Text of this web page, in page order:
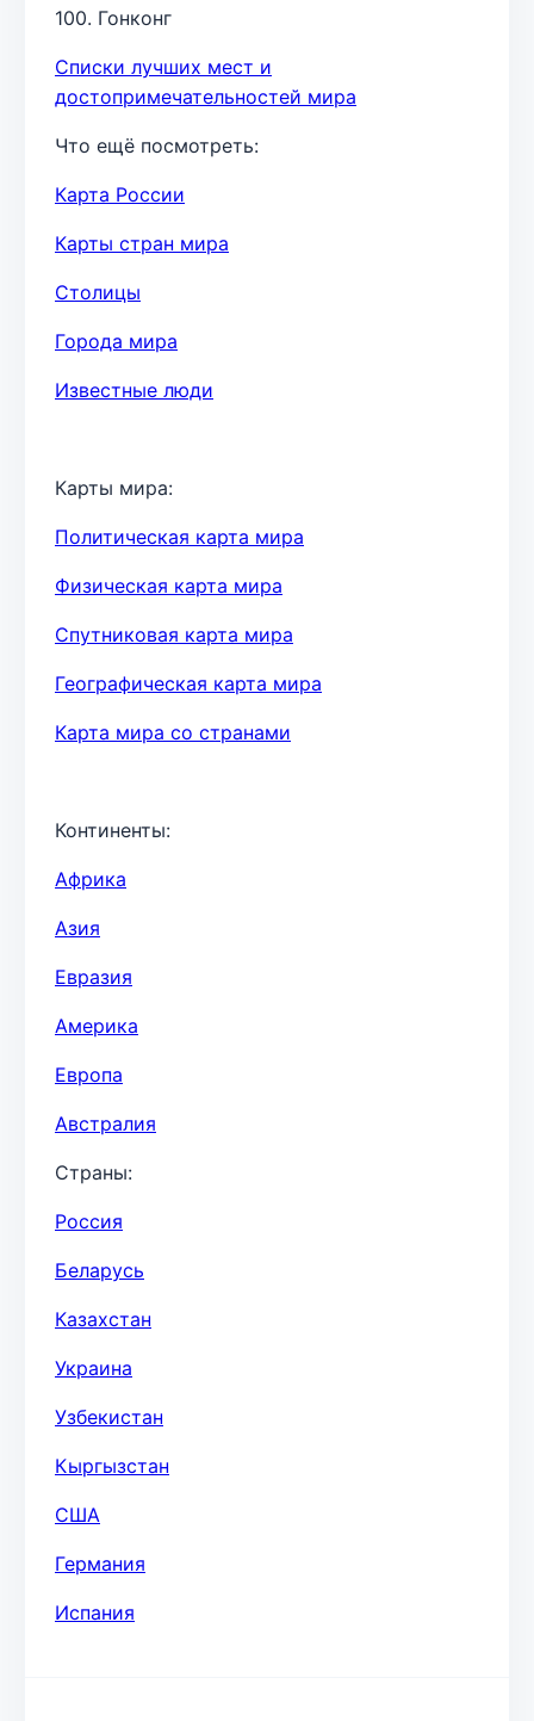
100. Гонконг
Списки лучших мест и
достопримечательностей мира
Что ещё посмотреть:
Карта России
Карты стран мира
Столицы
Города мира
Известные люди
Карты мира:
Политическая карта мира
Физическая карта мира
Спутниковая карта мира
Географическая карта мира
Карта мира со странами
Континенты:
Африка
Азия
Евразия
Америка
Европа
Австралия
Страны:
Россия
Беларусь
Казахстан
Украина
Узбекистан
Кыргызстан
США
Германия
Испания